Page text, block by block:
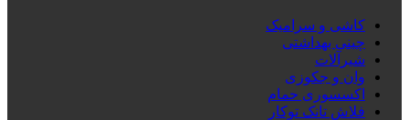
کاشی و سرامیک
چینی بهداشتی
شیرآلات
وان و جکوزی
اکسسوری حمام
فلاش تانک توکار